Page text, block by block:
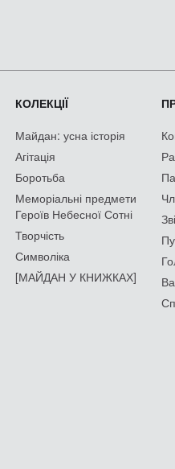
КОЛЕКЦІЇ
Майдан: усна історія
Агітація
Боротьба
Меморіальні предмети
Героїв Небесної Сотні
Творчість
Символіка
[МАЙДАН У КНИЖКАХ]